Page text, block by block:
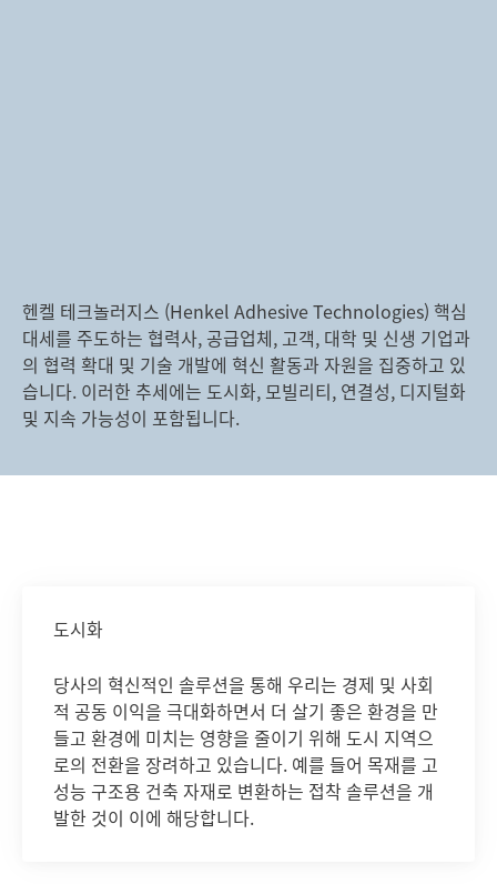
헨켈 테크놀러지스 (Henkel Adhesive Technologies) 핵심
대세를 주도하는 협력사, 공급업체, 고객, 대학 및 신생 기업과
의 협력 확대 및 기술 개발에 혁신 활동과 자원을 집중하고 있
습니다. 이러한 추세에는 도시화, 모빌리티, 연결성, 디지털화
및 지속 가능성이 포함됩니다.
도시화
당사의 혁신적인 솔루션을 통해 우리는 경제 및 사회
적 공동 이익을 극대화하면서 더 살기 좋은 환경을 만
들고 환경에 미치는 영향을 줄이기 위해 도시 지역으
로의 전환을 장려하고 있습니다. 예를 들어 목재를 고
성능 구조용 건축 자재로 변환하는 접착 솔루션을 개
발한 것이 이에 해당합니다.